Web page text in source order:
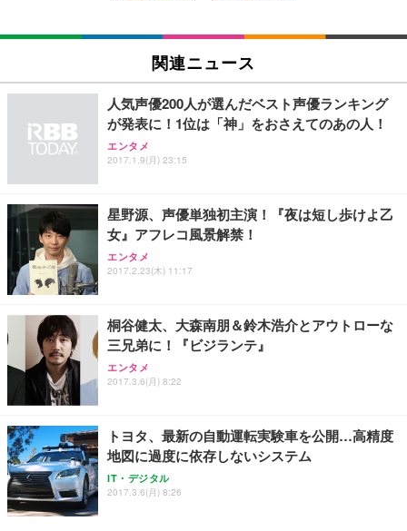
SIHOO B100 オフィスチェア／デスクチェア メッシ
ュチェア 人間工学 疲れない ブラック
￥27,999
Sezlife オフィスチェア デスクチェア 疲れない テレ
ワーク チェア 強化バックレスト 30度ロッキング機
能 人間工学 椅子 腰サポート 90度跳ね上げ式アーム
ョン PCチェア 通気性メッシュ ゲーミング/勉強/事
務用 おしゃれ パソコンチェア (ブラック)
Sezlife オフィスチェア デスクチェア 疲れない テレ
ワーク チェア 強化バックレスト 30度ロッキング機
能 人間工学 椅子 腰サポート 90度跳ね上げ式アーム
務用 おしゃれ パソコンチェア (ホワイト)
ANDWINT オフィスチェア デスクチェア 肘なし メ
ッシュ 通気性 ランバーサポート付き 腰サポート ガ
ス圧無段階昇降 360度回転 キャスター付き コンパク
EIZO ビジネス向けプレミアムモニター | FlexScan
￥109,572
【純正品】27"ゲーミングモニター DualSense 充電
フック付き（CFI-ZDM1J）
【整備済み品】Dell E2724HS 27インチ 液晶モニタ
ー フルHD（1920×1080）VA 非光沢 HDMI/DisplayP
ort/VGA スピーカー内蔵 高さ調整 スイベル VESA対
【MiniLED/24.5inch/280Hz/FHD】GRAPHT THE S
HOOTER Gaming Monitor 24” Essential ゲーミン
グモニター QD 24.5インチ 1ms FHD 量子ドット 残
Amazonベーシック ペットシーツ 厚型 ワイド 42枚
x2袋(84枚) ホワイト(吸収面:ライトブルー)
￥3,234
ネオ・ルーライフ ネオ・オムツ L 中型犬用 26枚入
り 単品
Smart Basic(スマートベーシック) 【Amazon.co.jp
限定】 Smart Basic アイリスオーヤマ ペットシーツ
超厚型 お徳用 ワイド 100枚入 (x 1) (ケース販売)
アイリスオーヤマ ペットシーツ 超厚型 お徳用 レギ
ュラー 200枚入【Amazon.co.jp限定】
関連ニュース
人気声優200人が選んだベスト声優ランキング
が発表に！1位は「神」をおさえてのあの人！
エンタメ
2017.1.9(月) 23:15
星野源、声優単独初主演！『夜は短し歩けよ乙
女』アフレコ風景解禁！
エンタメ
2017.2.23(木) 11:17
桐谷健太、大森南朋＆鈴木浩介とアウトローな
三兄弟に！『ビジランテ』
エンタメ
2017.3.6(月) 8:22
トヨタ、最新の自動運転実験車を公開…高精度
地図に過度に依存しないシステム
IT・デジタル
2017.3.6(月) 8:26